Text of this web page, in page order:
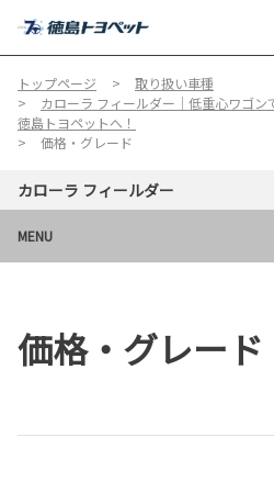
トップページ
取り扱い車種
カローラ フィールダー｜低重心ワゴ
徳島トヨペットへ！
価格・グレード
カローラ フィールダー
MENU
価格・グレード